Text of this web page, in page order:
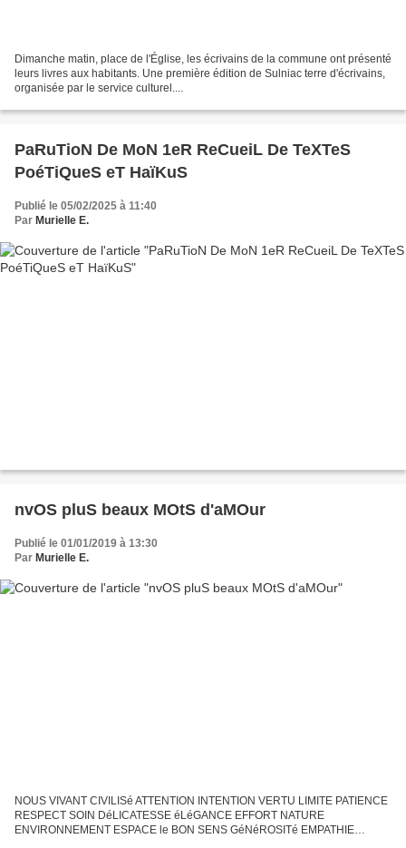
Dimanche matin, place de l'Église, les écrivains de la commune ont présenté
leurs livres aux habitants. Une première édition de Sulniac terre d'écrivains,
organisée par le service culturel....
PaRuTioN De MoN 1eR ReCueiL De TeXTeS
PoéTiQueS eT HaïKuS
Publié le 05/02/2025 à 11:40
Par Murielle E.
nvOS pluS beaux MOtS d'aMOur
Publié le 01/01/2019 à 13:30
Par Murielle E.
NOUS VIVANT CIVILISé ATTENTION INTENTION VERTU LIMITE PATIENCE
RESPECT SOIN DéLICATESSE éLéGANCE EFFORT NATURE
ENVIRONNEMENT ESPACE le BON SENS GéNéROSITé EMPATHIE